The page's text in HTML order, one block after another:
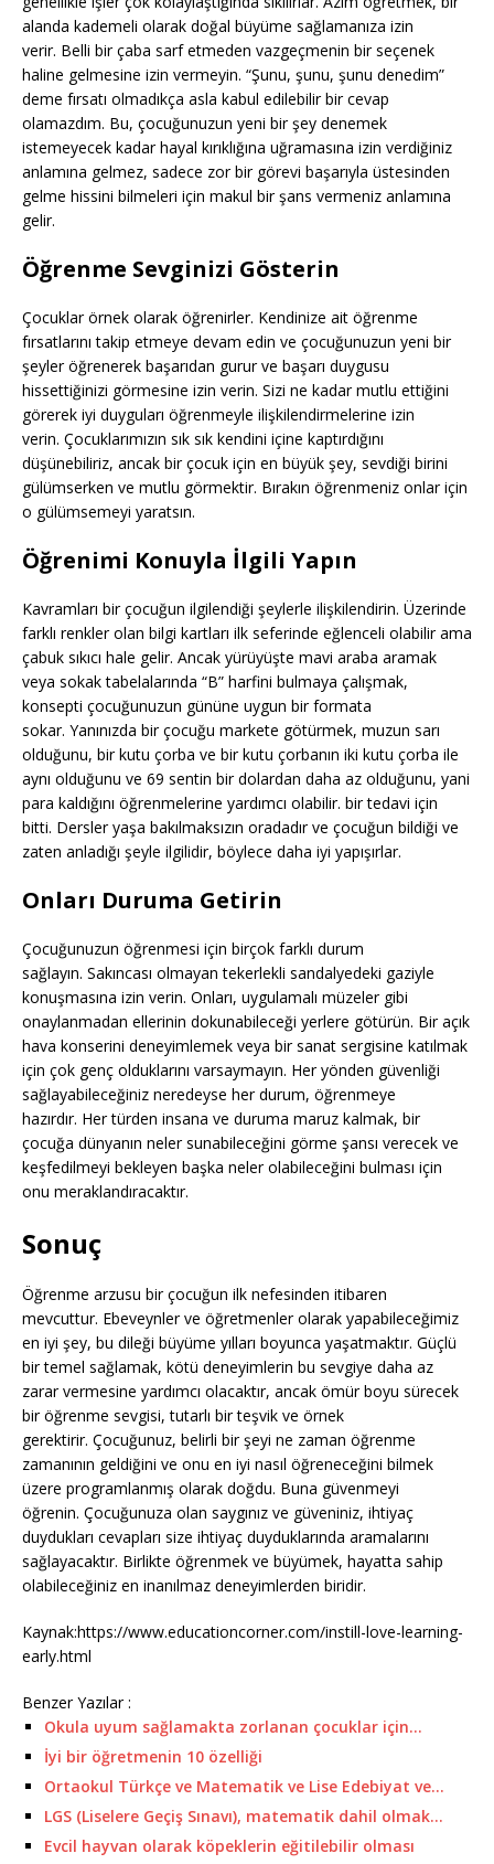
alanda kademeli olarak doğal büyüme sağlamanıza izin
verir. Belli bir çaba sarf etmeden vazgeçmenin bir seçenek
haline gelmesine izin vermeyin. “Şunu, şunu, şunu denedim”
deme fırsatı olmadıkça asla kabul edilebilir bir cevap
olamazdım. Bu, çocuğunuzun yeni bir şey denemek
istemeyecek kadar hayal kırıklığına uğramasına izin verdiğiniz
anlamına gelmez, sadece zor bir görevi başarıyla üstesinden
gelme hissini bilmeleri için makul bir şans vermeniz anlamına
gelir.
Öğrenme Sevginizi Gösterin
Çocuklar örnek olarak öğrenirler. Kendinize ait öğrenme
fırsatlarını takip etmeye devam edin ve çocuğunuzun yeni bir
şeyler öğrenerek başarıdan gurur ve başarı duygusu
hissettiğinizi görmesine izin verin. Sizi ne kadar mutlu ettiğini
görerek iyi duyguları öğrenmeyle ilişkilendirmelerine izin
verin. Çocuklarımızın sık sık kendini içine kaptırdığını
düşünebiliriz, ancak bir çocuk için en büyük şey, sevdiği birini
gülümserken ve mutlu görmektir. Bırakın öğrenmeniz onlar için
o gülümsemeyi yaratsın.
Öğrenimi Konuyla İlgili Yapın
Kavramları bir çocuğun ilgilendiği şeylerle ilişkilendirin. Üzerinde
farklı renkler olan bilgi kartları ilk seferinde eğlenceli olabilir ama
çabuk sıkıcı hale gelir. Ancak yürüyüşte mavi araba aramak
veya sokak tabelalarında “B” harfini bulmaya çalışmak,
konsepti çocuğunuzun gününe uygun bir formata
sokar. Yanınızda bir çocuğu markete götürmek, muzun sarı
olduğunu, bir kutu çorba ve bir kutu çorbanın iki kutu çorba ile
aynı olduğunu ve 69 sentin bir dolardan daha az olduğunu, yani
para kaldığını öğrenmelerine yardımcı olabilir. bir tedavi için
bitti. Dersler yaşa bakılmaksızın oradadır ve çocuğun bildiği ve
zaten anladığı şeyle ilgilidir, böylece daha iyi yapışırlar.
Onları Duruma Getirin
Çocuğunuzun öğrenmesi için birçok farklı durum
sağlayın. Sakıncası olmayan tekerlekli sandalyedeki gaziyle
konuşmasına izin verin. Onları, uygulamalı müzeler gibi
onaylanmadan ellerinin dokunabileceği yerlere götürün. Bir açık
hava konserini deneyimlemek veya bir sanat sergisine katılmak
için çok genç olduklarını varsaymayın. Her yönden güvenliği
sağlayabileceğiniz neredeyse her durum, öğrenmeye
hazırdır. Her türden insana ve duruma maruz kalmak, bir
çocuğa dünyanın neler sunabileceğini görme şansı verecek ve
keşfedilmeyi bekleyen başka neler olabileceğini bulması için
onu meraklandıracaktır.
Sonuç
Öğrenme arzusu bir çocuğun ilk nefesinden itibaren
mevcuttur. Ebeveynler ve öğretmenler olarak yapabileceğimiz
en iyi şey, bu dileği büyüme yılları boyunca yaşatmaktır. Güçlü
bir temel sağlamak, kötü deneyimlerin bu sevgiye daha az
zarar vermesine yardımcı olacaktır, ancak ömür boyu sürecek
bir öğrenme sevgisi, tutarlı bir teşvik ve örnek
gerektirir. Çocuğunuz, belirli bir şeyi ne zaman öğrenme
zamanının geldiğini ve onu en iyi nasıl öğreneceğini bilmek
üzere programlanmış olarak doğdu. Buna güvenmeyi
öğrenin. Çocuğunuza olan saygınız ve güveniniz, ihtiyaç
duydukları cevapları size ihtiyaç duyduklarında aramalarını
sağlayacaktır. Birlikte öğrenmek ve büyümek, hayatta sahip
olabileceğiniz en inanılmaz deneyimlerden biridir.
Kaynak:https://www.educationcorner.com/instill-love-learning-
early.html
Benzer Yazılar :
Okula uyum sağlamakta zorlanan çocuklar için…
İyi bir öğretmenin 10 özelliği
Ortaokul Türkçe ve Matematik ve Lise Edebiyat ve…
LGS (Liselere Geçiş Sınavı), matematik dahil olmak…
Evcil hayvan olarak köpeklerin eğitilebilir olması